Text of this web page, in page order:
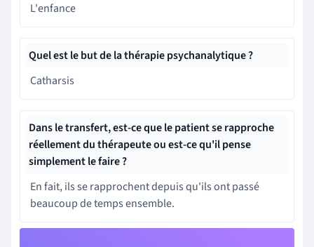
L'enfance
Quel est le but de la thérapie psychanalytique ?
Catharsis
Dans le transfert, est-ce que le patient se rapproche
réellement du thérapeute ou est-ce qu'il pense
simplement le faire ?
En fait, ils se rapprochent depuis qu'ils ont passé
beaucoup de temps ensemble.